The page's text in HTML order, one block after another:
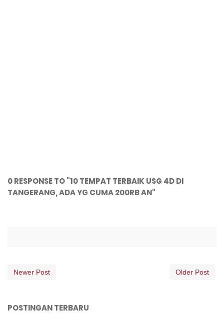
0 RESPONSE TO "10 TEMPAT TERBAIK USG 4D DI
TANGERANG, ADA YG CUMA 200RB AN"
Newer Post Older Post
POSTINGAN TERBARU